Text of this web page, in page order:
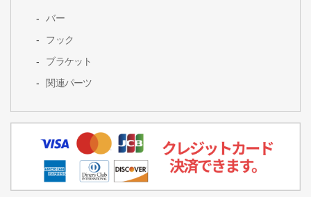
バー
フック
ブラケット
関連パーツ